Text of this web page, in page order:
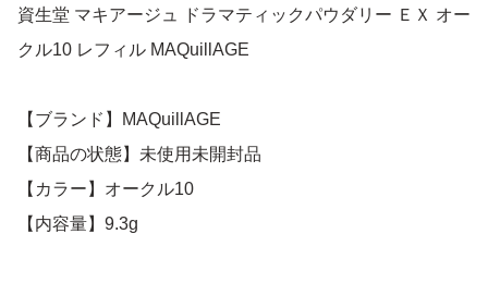
資生堂 マキアージュ ドラマティックパウダリー ＥＸ オー
クル10 レフィル MAQuillAGE
【ブランド】MAQuillAGE
【商品の状態】未使用未開封品
【カラー】オークル10
【内容量】9.3g